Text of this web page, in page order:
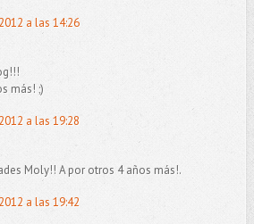
a las 14:26
más! ;)
a las 19:28
Moly!! A por otros 4 años más!.
a las 19:42